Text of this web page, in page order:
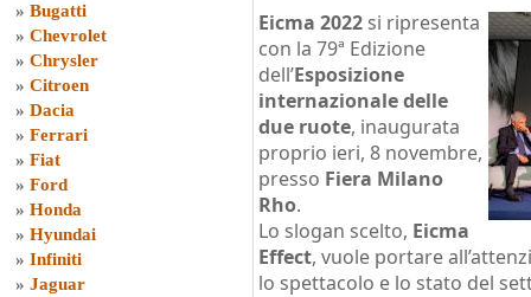
» Bugatti
» Chevrolet
» Chrysler
» Citroen
» Dacia
» Ferrari
» Fiat
» Ford
» Honda
» Hyundai
» Infiniti
» Jaguar
Eicma 2022 si ripresenta
con la 79ª Edizione
dell’Esposizione
internazionale delle
due ruote, inaugurata
proprio ieri, 8 novembre,
presso Fiera Milano
Rho.
Lo slogan scelto, Eicma
Effect, vuole portare
lo spettacolo e lo stato del